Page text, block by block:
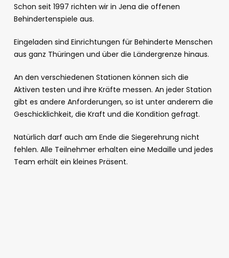
Schon seit 1997 richten wir in Jena die offenen
Behindertenspiele aus.
Eingeladen sind Einrichtungen für Behinderte Menschen
aus ganz Thüringen und über die Ländergrenze hinaus.
An den verschiedenen Stationen können sich die
Aktiven testen und ihre Kräfte messen. An jeder Station
gibt es andere Anforderungen, so ist unter anderem die
Geschicklichkeit, die Kraft und die Kondition gefragt.
Natürlich darf auch am Ende die Siegerehrung nicht
fehlen. Alle Teilnehmer erhalten eine Medaille und jedes
Team erhält ein kleines Präsent.